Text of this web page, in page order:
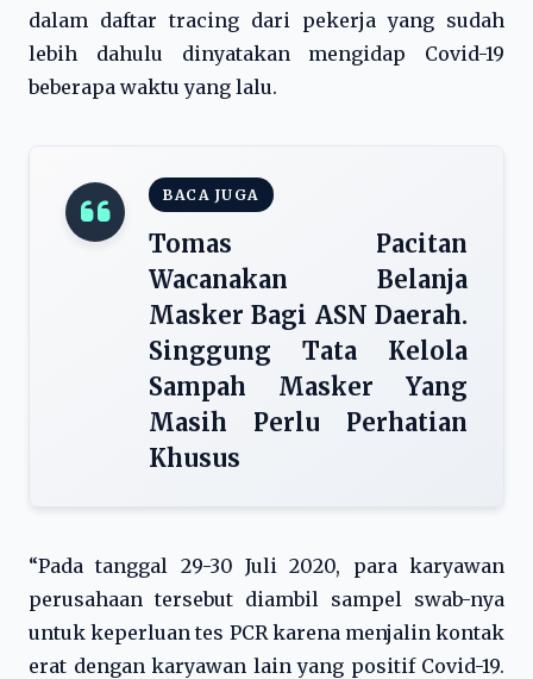
dalam daftar tracing dari pekerja yang sudah
lebih dahulu dinyatakan mengidap Covid-19
beberapa waktu yang lalu.
BACA JUGA
Tomas Pacitan
Wacanakan Belanja
Masker Bagi ASN Daerah.
Singgung Tata Kelola
Sampah Masker Yang
Masih Perlu Perhatian
Khusus
“Pada tanggal 29-30 Juli 2020, para karyawan
perusahaan tersebut diambil sampel swab-nya
untuk keperluan tes PCR karena menjalin kontak
erat dengan karyawan lain yang positif Covid-19.